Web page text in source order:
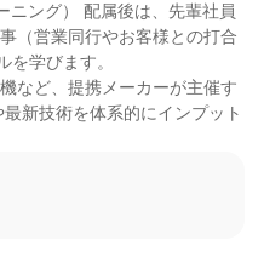
ニング） 配属後は、先輩社員
（営業同行やお客様との打合
学びます。
など、提携メーカーが主催す
新技術を体系的にインプット